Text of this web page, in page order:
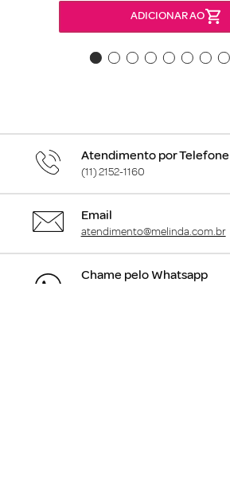
ADICIONAR AO
Atendimento por Telefone
(11) 2152-1160
Email
atendimento@melinda.com.br
Chame pelo Whatsapp